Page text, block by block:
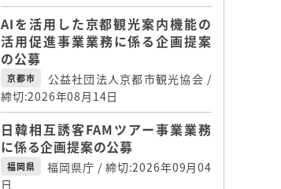
AIを活用した京都観光案内機能の
活用促進事業業務に係る企画提案
の公募
京都市
公益社団法人京都市観光協会 /
締切:2026年08月14日
日韓相互誘客FAMツアー事業業務
に係る企画提案の公募
福岡県
福岡県庁 / 締切:2026年09月04
日